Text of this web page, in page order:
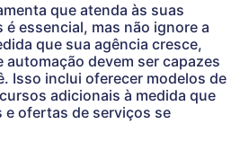
que atenda às suas
essencial, mas não ignore a
que sua agência cresce,
automação devem ser capazes
Isso inclui oferecer modelos de
adicionais à medida que
e ofertas de serviços se